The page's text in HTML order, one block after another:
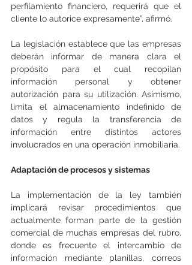
perfilamiento financiero, requerirá que el
cliente lo autorice expresamente”, afirmó.
La legislación establece que las empresas
deberán informar de manera clara el
propósito para el cual recopilan
información personal y obtener
autorización para su utilización. Asimismo,
limita el almacenamiento indefinido de
datos y regula la transferencia de
información entre distintos actores
involucrados en una operación inmobiliaria.
Adaptación de procesos y sistemas
La implementación de la ley también
implicará revisar procedimientos que
actualmente forman parte de la gestión
comercial de muchas empresas del rubro,
donde es frecuente el intercambio de
información mediante planillas, correos